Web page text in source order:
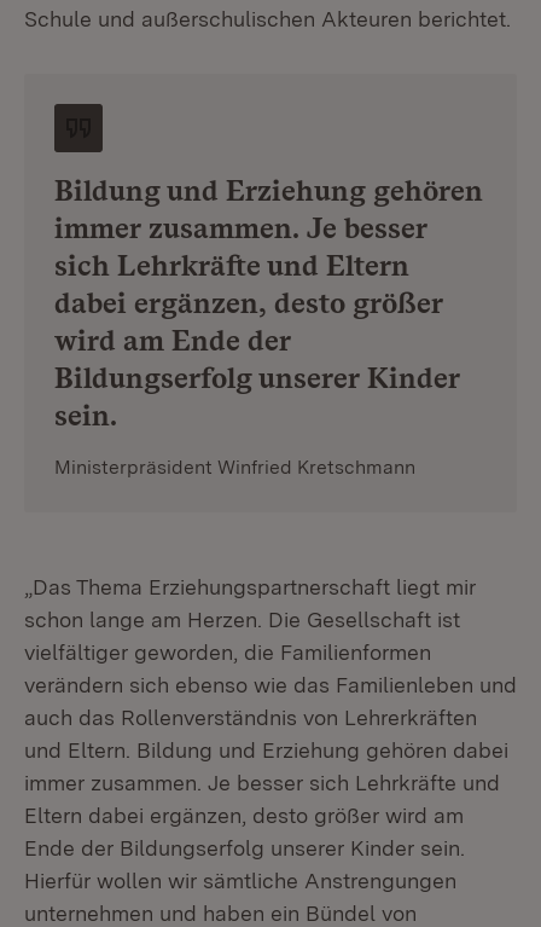
Schule und außerschulischen Akteuren berichtet.
Bildung und Erziehung gehören
immer zusammen. Je besser
sich Lehrkräfte und Eltern
dabei ergänzen, desto größer
wird am Ende der
Bildungserfolg unserer Kinder
sein.
Ministerpräsident Winfried Kretschmann
„Das Thema Erziehungspartnerschaft liegt mir
schon lange am Herzen. Die Gesellschaft ist
vielfältiger geworden, die Familienformen
verändern sich ebenso wie das Familienleben und
auch das Rollenverständnis von Lehrerkräften
und Eltern. Bildung und Erziehung gehören dabei
immer zusammen. Je besser sich Lehrkräfte und
Eltern dabei ergänzen, desto größer wird am
Ende der Bildungserfolg unserer Kinder sein.
Hierfür wollen wir sämtliche Anstrengungen
unternehmen und haben ein Bündel von